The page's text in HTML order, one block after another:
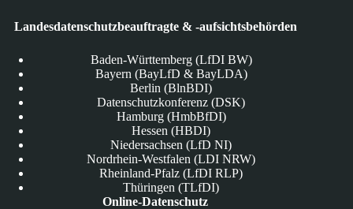
Landesdatenschutzbeauftragte & -aufsichtsbehörden
Baden-Württemberg (LfDI BW)
Bayern (BayLfD & BayLDA)
Berlin (BlnBDI)
Datenschutzkonferenz (DSK)
Hamburg (HmbBfDI)
Hessen (HBDI)
Niedersachsen (LfD NI)
Nordrhein-Westfalen (LDI NRW)
Rheinland-Pfalz (LfDI RLP)
Thüringen (TLfDI)
Online-Datenschutz